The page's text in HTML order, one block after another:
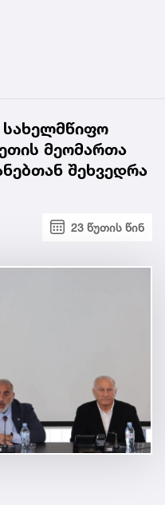
სახელმწიფო
მეომართა
შეხვედრა
23 წუთის წინ